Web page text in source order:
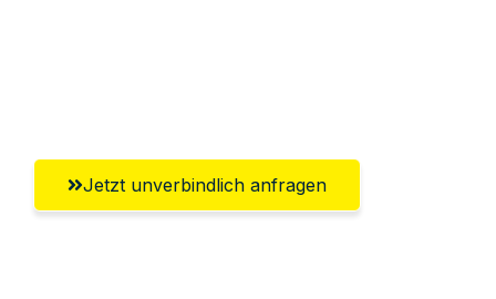
Jetzt unverbindlich anfragen